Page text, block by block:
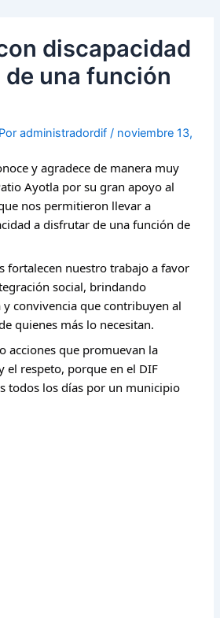
discapacidad
una función
administradordif/ noviembre 13,
y agradece de manera muy
Ayotla por su gran apoyo al
nos permitieron llevar a
a disfrutar de una función de
fortalecen nuestro trabajo a favor
social, brindando
convivencia que contribuyen al
quienes más lo necesitan.
acciones que promuevan la
el respeto, porque en el DIF
todos los días por un municipio